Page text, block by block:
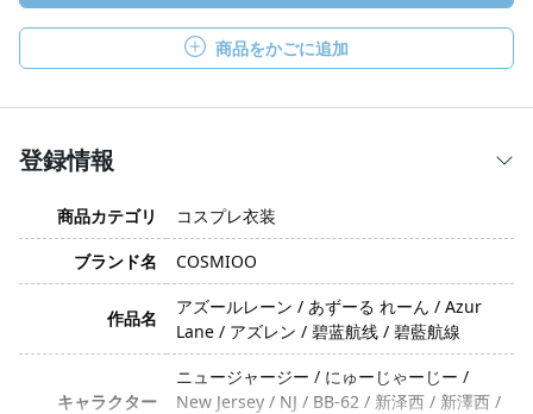
商品をかごに追加
登録情報
商品カテゴリ
コスプレ衣装
ブランド名
COSMIOO
作品名
アズールレーン / あずーる れーん / Azur
Lane / アズレン / 碧蓝航线 / 碧藍航線
キャラクター
ニュージャージー / にゅーじゃーじー /
New Jersey / NJ / BB-62 / 新泽西 / 新澤西 /